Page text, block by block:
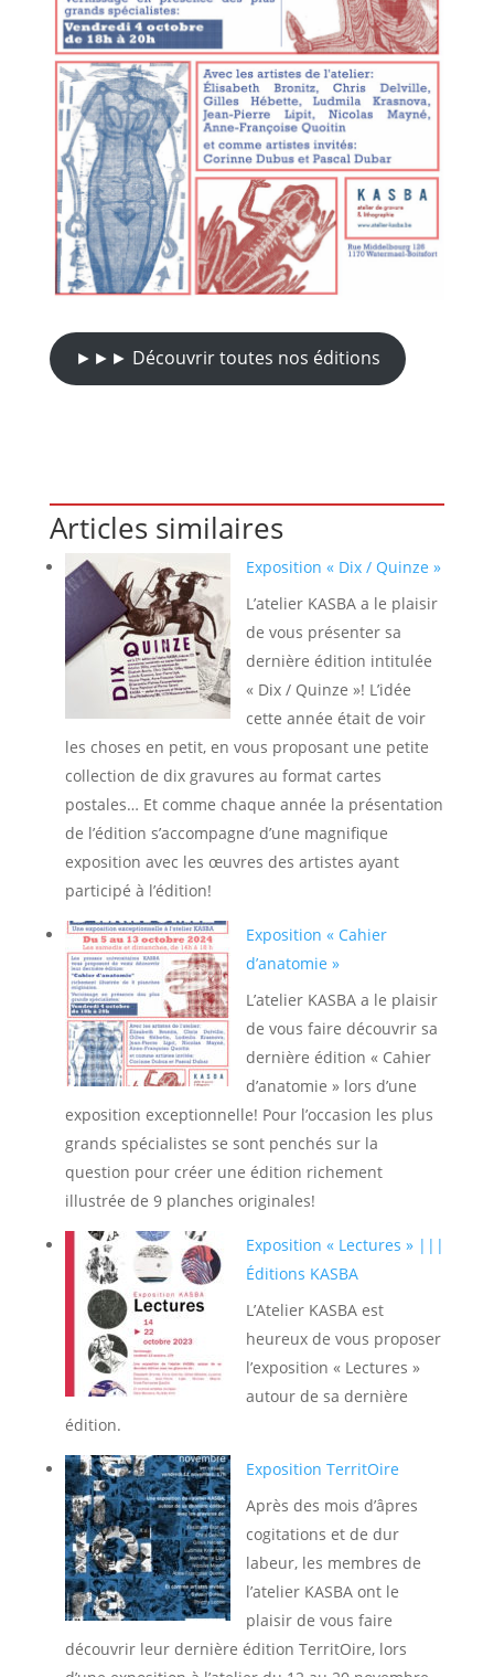
►►► Découvrir toutes nos éditions
Articles similaires
Exposition « Dix / Quinze »
L’atelier KASBA a le plaisir
de vous présenter sa
dernière édition intitulée
« Dix / Quinze »! L’idée
cette année était de voir
les choses en petit, en vous proposant une petite
collection de dix gravures au format cartes
postales… Et comme chaque année la présentation
de l’édition s’accompagne d’une magnifique
exposition avec les œuvres des artistes ayant
participé à l’édition!
Exposition « Cahier
d’anatomie »
L’atelier KASBA a le plaisir
de vous faire découvrir sa
dernière édition « Cahier
d’anatomie » lors d’une
exposition exceptionnelle! Pour l’occasion les plus
grands spécialistes se sont penchés sur la
question pour créer une édition richement
illustrée de 9 planches originales!
Exposition « Lectures » |||
Éditions KASBA
L’Atelier KASBA est
heureux de vous proposer
l’exposition « Lectures »
autour de sa dernière
édition.
Exposition TerritOire
Après des mois d’âpres
cogitations et de dur
labeur, les membres de
l’atelier KASBA ont le
plaisir de vous faire
découvrir leur dernière édition TerritOire, lors